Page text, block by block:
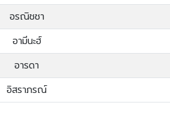
อรณิชชา
อามีนะฮ์
อารดา
อิสราภรณ์